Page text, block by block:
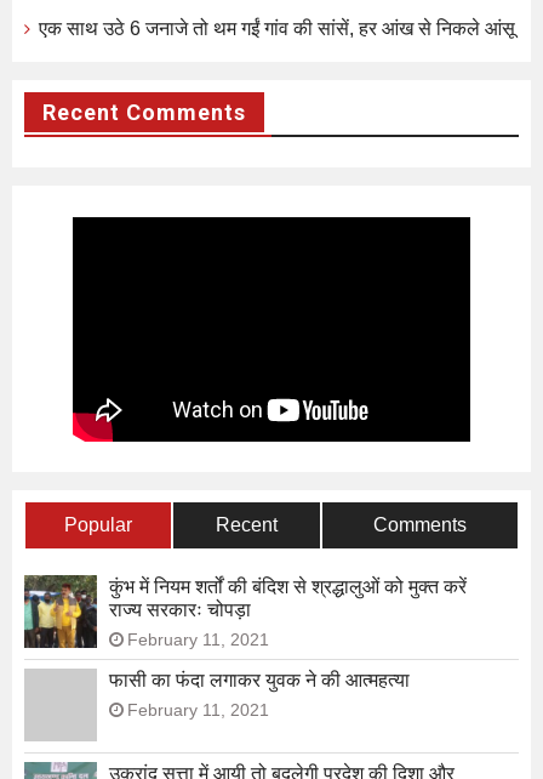
एक साथ उठे 6 जनाजे तो थम गईं गांव की सांसें, हर आंख से निकले आंसू
Recent Comments
Popular Recent Comments
कुंभ में नियम शर्तों की बंदिश से श्रद्धालुओं को मुक्त करें
राज्य सरकारः चोपड़ा
February 11, 2021
फासी का फंदा लगाकर युवक ने की आत्महत्या
February 11, 2021
उक्रांद सत्ता में आयी तो बदलेगी प्रदेश की दिशा और